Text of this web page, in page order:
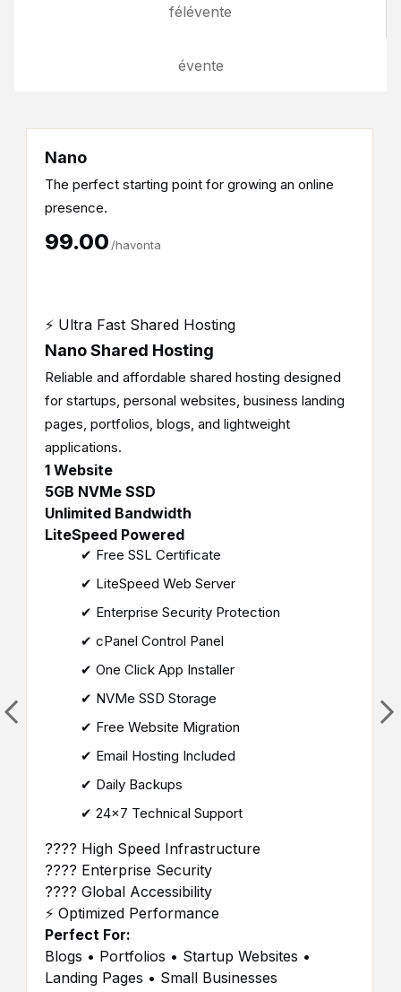
félévente
évente
Nano
The perfect starting point for growing an online
presence.
₹99.00 /havonta
⚡ Ultra Fast Shared Hosting
Nano Shared Hosting
Reliable and affordable shared hosting designed
for startups, personal websites, business landing
pages, portfolios, blogs, and lightweight
applications.
1 Website
5GB NVMe SSD
Unlimited Bandwidth
LiteSpeed Powered
✔ Free SSL Certificate
✔ LiteSpeed Web Server
✔ Enterprise Security Protection
✔ cPanel Control Panel
✔ One Click App Installer
✔ NVMe SSD Storage
✔ Free Website Migration
✔ Email Hosting Included
✔ Daily Backups
✔ 24×7 Technical Support
???? High Speed Infrastructure
???? Enterprise Security
???? Global Accessibility
⚡ Optimized Performance
Perfect For:
Blogs • Portfolios • Startup Websites •
Landing Pages • Small Businesses